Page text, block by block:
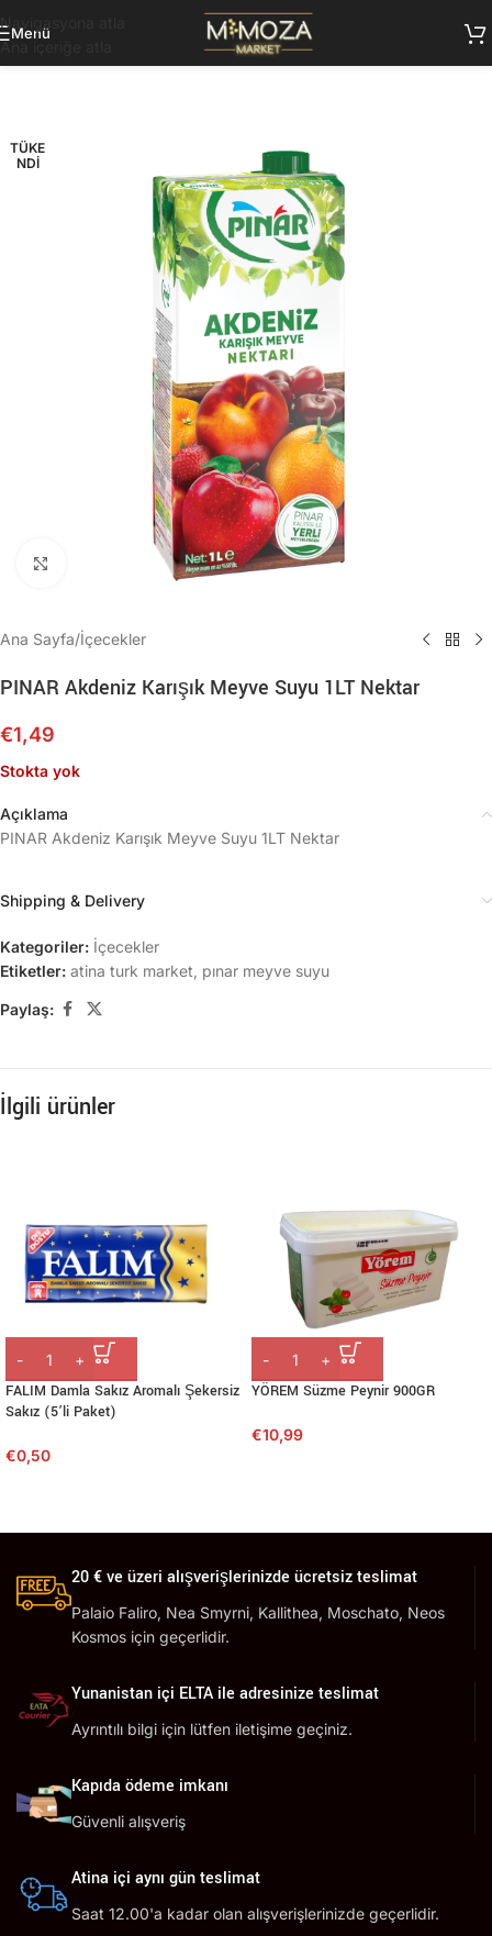
Navigasyona atla
Ana içeriğe atla
Menü
TÜKE
NDI
Büyütmek için tıklayın
Ana Sayfa/İçecekler
PINAR Akdeniz Karışık Meyve Suyu 1LT Nektar
€1,49
Stokta yok
Açıklama
PINAR Akdeniz Karışık Meyve Suyu 1LT Nektar
Shipping & Delivery
Kategoriler: İçecekler
Etiketler: atina turk market pınar meyve suyu
Paylaş:
İlgili ürünler
FALIM Damla Sakız Aromalı Şekersiz
Sakız (5’li Paket)
€0,50
YÖREM Süzme Peynir 900GR
€10,99
20 € ve üzeri alışverişlerinizde ücretsiz teslimat
Palaio Faliro, Nea Smyrni, Kallithea, Moschato, Neos
Kosmos için geçerlidir.
Yunanistan içi ELTA ile adresinize teslimat
Ayrıntılı bilgi için lütfen iletişime geçiniz.
Kapıda ödeme imkanı
Güvenli alışveriş
Atina içi aynı gün teslimat
Saat 12.00'a kadar olan alışverişlerinizde geçerlidir.